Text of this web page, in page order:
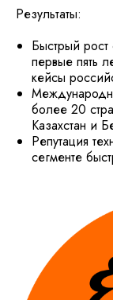
Результаты:
Быстрый рост
первые пять
кейсы
более 20
Казахстан и
Репутация
сегменте